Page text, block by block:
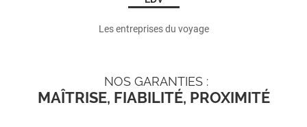
Les entreprises du voyage
NOS GARANTIES :
MAÎTRISE, FIABILITÉ, PROXIMITÉ